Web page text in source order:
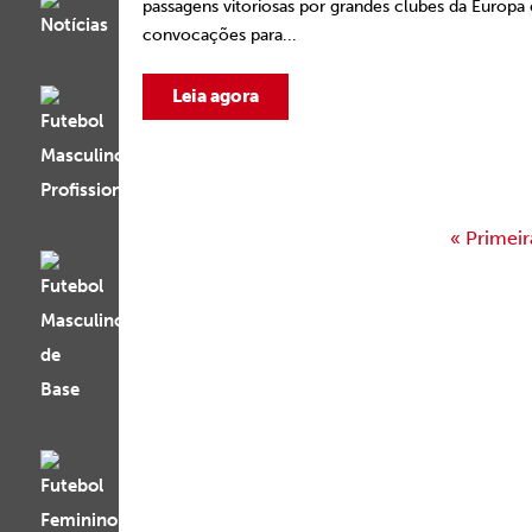
passagens vitoriosas por grandes clubes da Europa
convocações para...
Leia agora
«